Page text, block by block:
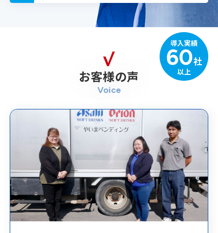
お客様の声
Voice
導入実績
60社
以上